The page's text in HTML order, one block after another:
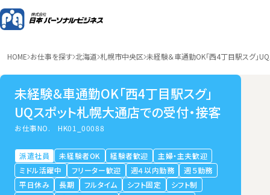
HOME お仕事を探す 北海道 札幌市中央区 未経験＆車通勤OK「西4丁目駅スグ」
未経験＆車通勤OK「西4丁目駅スグ」
UQスポット札幌大通店での受付・接客
お仕事NO.HK01_00088
派遣社員 未経験者OK 経験者歓迎
主婦・主夫歓迎
ミドル活躍中
フリーター歓迎 週４以内勤務
週５勤務
平日休み
長期 フルタイム シフト固定
シフト制